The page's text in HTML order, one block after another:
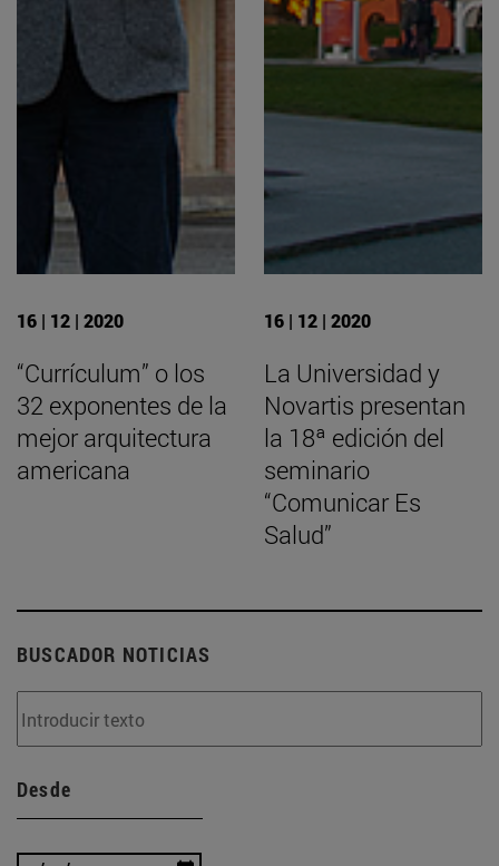
16 | 12 | 2020
“Currículum” o los
32 exponentes de la
mejor arquitectura
americana
16 | 12 | 2020
La Universidad y
Novartis presentan
la 18ª edición del
seminario
“Comunicar Es
Salud”
BUSCADOR NOTICIAS
Desde